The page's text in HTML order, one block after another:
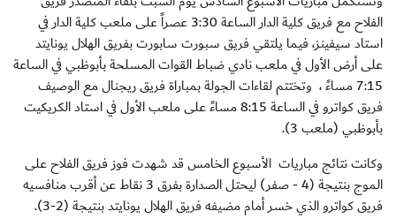
الفلاح مع فريق كلية الدار الساعة 3:30 عصراً على ملعب كلية الدار في
استاد سيفينز، فيما يلتقي فريق سبورت سابورت بفريق الهلال يونايتد
على أرض الأول في ملعب نادي ضباط القوات المسلحة بأبوظبي في الساعة
7:15 مساءً ، وتختتم لقاءات الجولة بمباراة فريق ريجنال مع الوصيف
فريق كواترو في الساعة 8:15 مساءً على ملعب الأول في استاد الكريكيت
بأبوظبي (ملعب 3)
.
وكانت نتائج مباريات الأسبوع الخامس قد شهدت فوز فريق الفلاح على
الموج بنتيجة (4 - صفر) ليحتل الصدارة بفرق 3 نقاط عن أقرب منافسيه
فريق كواترو الذي خسر أمام مضيفه فريق الهلال يونايتد بنتيجة(3-2).